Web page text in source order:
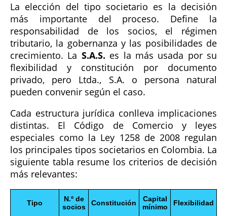
La elección del tipo societario es la decisión
más importante del proceso. Define la
responsabilidad de los socios, el régimen
tributario, la gobernanza y las posibilidades de
crecimiento. La S.A.S. es la más usada por su
flexibilidad y constitución por documento
privado, pero Ltda., S.A. o persona natural
pueden convenir según el caso.
Cada estructura jurídica conlleva implicaciones
distintas. El Código de Comercio y leyes
especiales como la Ley 1258 de 2008 regulan
los principales tipos societarios en Colombia. La
siguiente tabla resume los criterios de decisión
más relevantes:
Tipo
N.º de
socios
Constitución
Capital
mínimo
Flexibilidad